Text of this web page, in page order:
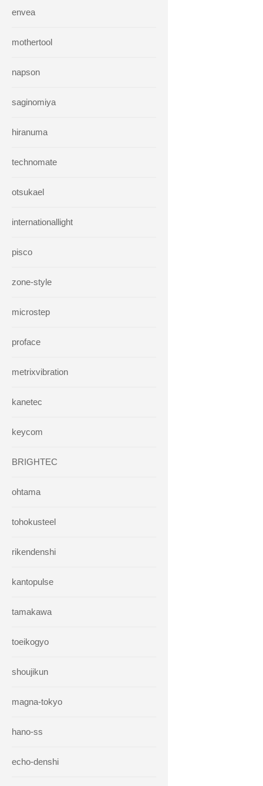
envea
mothertool
napson
saginomiya
hiranuma
technomate
otsukael
internationallight
pisco
zone-style
microstep
proface
metrixvibration
kanetec
keycom
BRIGHTEC
ohtama
tohokusteel
rikendenshi
kantopulse
tamakawa
toeikogyo
shoujikun
magna-tokyo
hano-ss
echo-denshi